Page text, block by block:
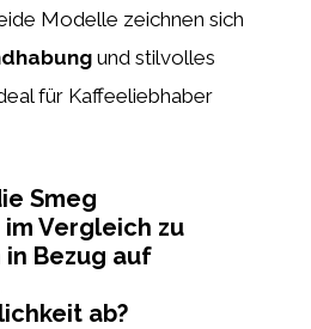
Modelle zeichnen sich
und stilvolles
für Kaffeeliebhaber
Smeg
Vergleich zu
Bezug auf
ab?